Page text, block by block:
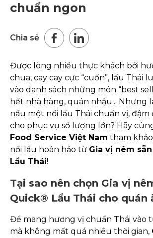
chuẩn ngon
Chia sẻ
Được lòng nhiều thực khách bởi
chua, cay cay cực “cuốn”, lẩu Thái
vào danh sách những món “best
hết nhà hàng, quán nhậu... Nhưng
nấu một nồi lẩu Thái chuẩn vị, đậm
cho phục vụ số lượng lớn? Hãy
Food Service Việt Nam tham
nồi lẩu hoàn hảo từ Gia vị nêm
Lẩu Thái!
Tại sao nên chọn Gia vị
Quick® Lẩu Thái cho quán
Để mang hương vị chuẩn Thái vào
mà không mất quá nhiều thời gian,